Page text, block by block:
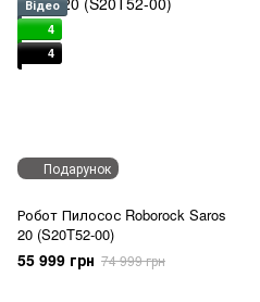
Подарунок
Відео
4
4
Робот Пилосос Roborock Saros
20 (S20T52-00)
55 999 грн 74 999 грн